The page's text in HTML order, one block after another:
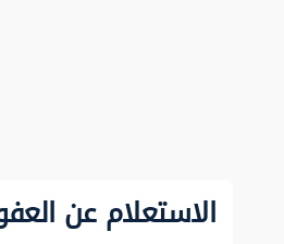
الاستعلام عن